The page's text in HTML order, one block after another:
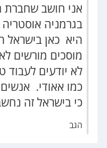
אני חושב שחברת
בגרמניה
היא כאן בישראל
מוסכים מורשים
לא יודעים לעבוד
כמו אאודי.
כי בישראל זה
הגב